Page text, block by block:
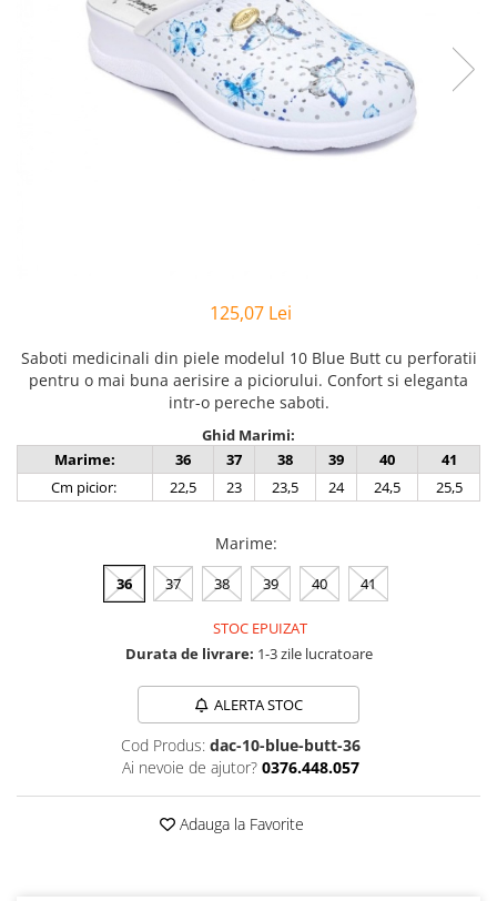
125,07 Lei
Saboti medicinali din piele modelul 10 Blue Butt cu perforatii
pentru o mai buna aerisire a piciorului. Confort si eleganta
intr-o pereche saboti.
Ghid Marimi:
Marime:
36 37 38 39 40
41
Cm picior:
22,5 23 23,5 24 24,5 25,5
Marime:
36 37 38 39 40 41
STOC EPUIZAT
Durata de livrare: 1-3 zile lucratoare
ALERTA STOC
Cod Produs: dac-10-blue-butt-36
Ai nevoie de ajutor? 0376.448.057
Adauga la Favorite